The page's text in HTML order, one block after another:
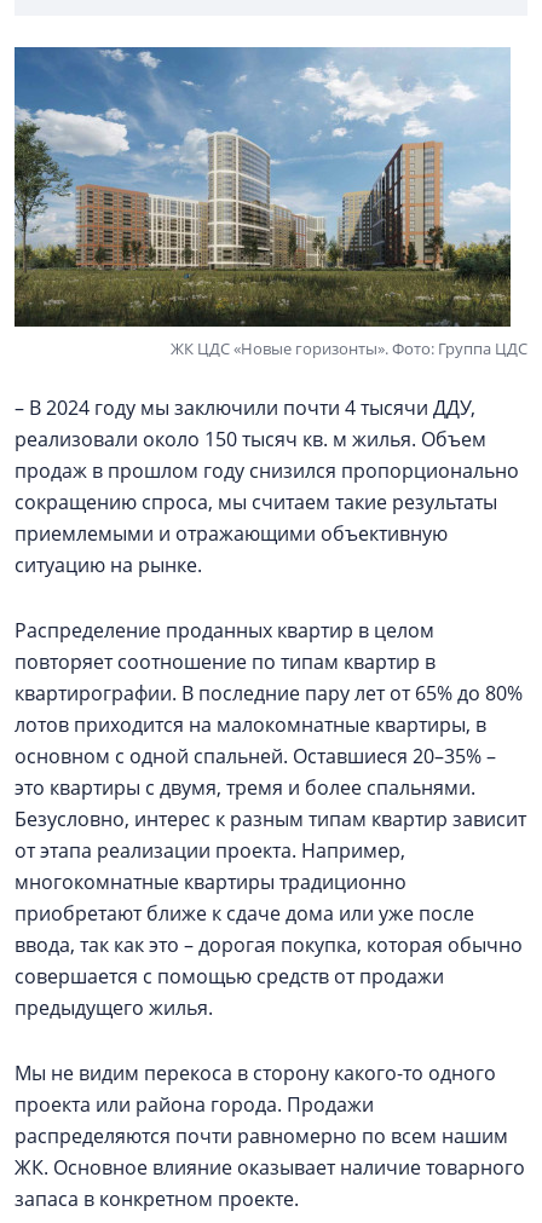
ЖК ЦДС «Новые горизонты». Фото: Группа ЦДС
– В 2024 году мы заключили почти 4 тысячи ДДУ,
реализовали около 150 тысяч кв. м жилья. Объем
продаж в прошлом году снизился пропорционально
сокращению спроса, мы считаем такие результаты
приемлемыми и отражающими объективную
ситуацию на рынке.
Распределение проданных квартир в целом
повторяет соотношение по типам квартир в
квартирографии. В последние пару лет от 65% до 80%
лотов приходится на малокомнатные квартиры, в
основном с одной спальней. Оставшиеся 20–35% –
это квартиры с двумя, тремя и более спальнями.
Безусловно, интерес к разным типам квартир зависит
от этапа реализации проекта. Например,
многокомнатные квартиры традиционно
приобретают ближе к сдаче дома или уже после
ввода, так как это – дорогая покупка, которая обычно
совершается с помощью средств от продажи
предыдущего жилья.
Мы не видим перекоса в сторону какого-то одного
проекта или района города. Продажи
распределяются почти равномерно по всем нашим
ЖК. Основное влияние оказывает наличие товарного
запаса в конкретном проекте.